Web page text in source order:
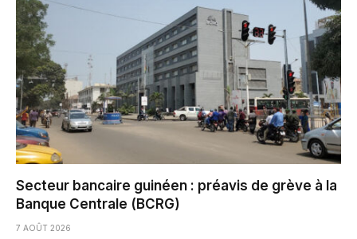
Secteur bancaire guinéen : préavis de grève à la
Banque Centrale (BCRG)
7 AOÛT 2026